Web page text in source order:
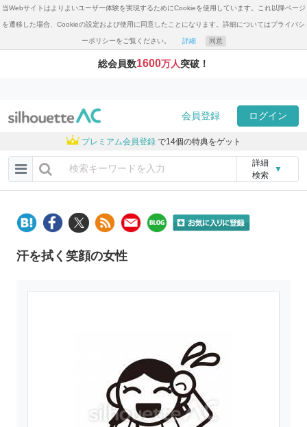
当Webサイトはよりよいユーザー体験を実現するためにCookieを使用しています。これ以降ページ
を遷移した場合、Cookieの設定および使用に同意したことになります。詳細についてはプライバシ
ーポリシーをご覧ください。 詳細 同意
総会員数1600万人突破！
会員登録 ログイン
プレミアム会員登録 で14個の特典をゲット
詳細
検索
▼
汗を拭く笑顔の女性